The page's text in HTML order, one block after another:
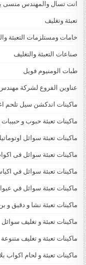
انت تسال والمهندس منسى
تعبئة وتغليف
خامات ومستلزمات التعبئة
صناعات التعبئة والتغليف
طبات الومنيوم فويل
عناوين الفروع لشركة
ماكينات اندكشن سيل تلحم
ماكينات تعبئة حبوب و
ماكينات تعبئة سوائل
ماكينات تعبئة سوائل فى
ماكينات تعبئة سوائل في
ماكينات تعبئة سوائل في
ماكينات تعبئة نشا و دقيق و
ماكينات تعبئة و تغليف سوائل
ماكينات تعبئة و تغليف متنوعة
ماكينات تعبئة و لحام اكواب